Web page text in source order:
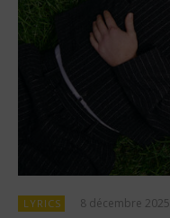
LYRICS 8 décembre 2025